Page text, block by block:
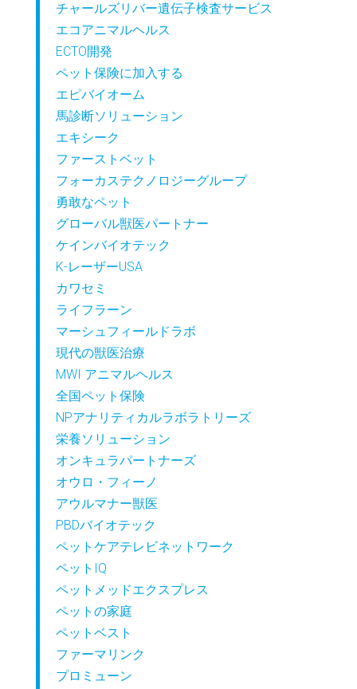
チャールズリバー遺伝子検査サービス
エコアニマルヘルス
ECTO開発
ペット保険に加入する
エピバイオーム
馬診断ソリューション
エキシーク
ファーストベット
フォーカステクノロジーグループ
勇敢なペット
グローバル獣医パートナー
ケインバイオテック
K-レーザーUSA
カワセミ
ライフラーン
マーシュフィールドラボ
現代の獣医治療
MWI アニマルヘルス
全国ペット保険
NPアナリティカルラボラトリーズ
栄養ソリューション
オンキュラパートナーズ
オウロ・フィーノ
アウルマナー獣医
PBDバイオテック
ペットケアテレビネットワーク
ペットIQ
ペットメッドエクスプレス
ペットの家庭
ペットベスト
ファーマリンク
プロミューン